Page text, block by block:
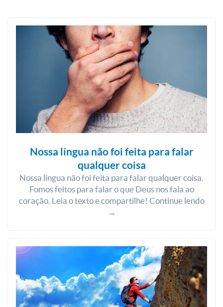
Nossa língua não foi feita para falar
qualquer coisa
Nossa língua não foi feita para falar qualquer coisa.
Fomos feitos para falar o que Deus nos fala ao
coração. Leia o texto e compartilhe! Continue lendo
→